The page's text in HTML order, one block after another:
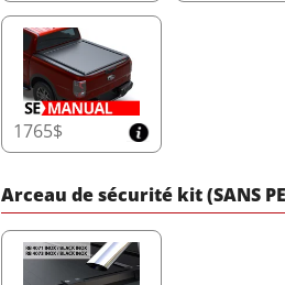
1765$
Arceau de sécurité kit (SANS